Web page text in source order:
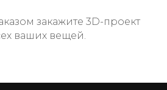
закажите 3D-проект
ваших вещей.